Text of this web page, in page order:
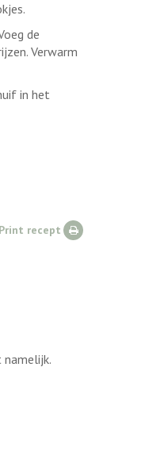
de
Verwarm
in het
Print recept
namelijk.